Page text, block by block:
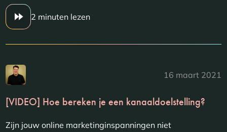
2 minuten lezen
16 maart 2021
[VIDEO] Hoe bereken je een kanaaldoelstelling?
Zijn jouw online marketinginspanningen niet